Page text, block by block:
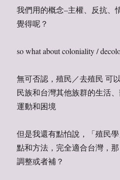
我們用的概念–主權、反抗、
覺得呢？
so what about coloniality /
無可否認，殖民／去殖民 可
民族和台灣其他族群的生活
運動和困境
但是我還有點怕說，「殖民
點和方法，完全適合台灣，
調整或者補？